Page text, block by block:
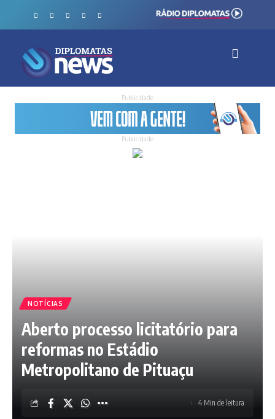
Publicidade
Publicidade
NOTÍCIAS
Aberto processo licitatório para
reformas no Estádio
Metropolitano de Pituaçu
4 Min de leitura